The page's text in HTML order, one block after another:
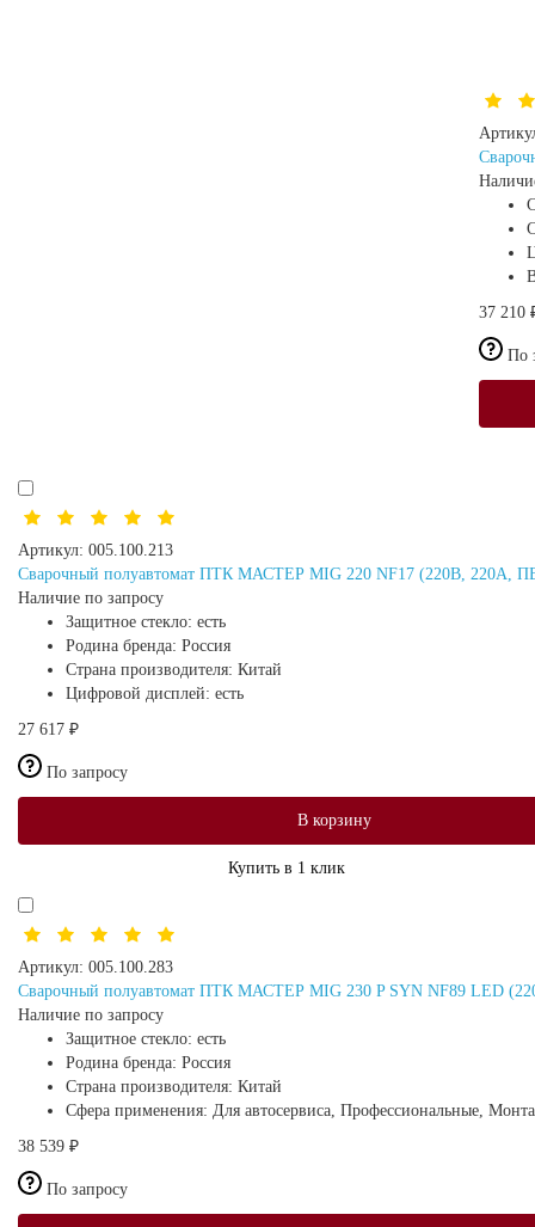
37 210
По
Артикул: 005.100.213
Сварочный полуавтомат ПТК МАСТЕР MIG 220 NF17 (220В, 220А,
Наличие по запросу
Защитное стекло: есть
Родина бренда: Россия
Страна производителя: Китай
Цифровой дисплей: есть
27 617 ₽
По запросу
В корзину
Купить в 1 клик
Артикул: 005.100.283
Сварочный полуавтомат ПТК МАСТЕР MIG 230 P SYN NF89 LED
Наличие по запросу
Защитное стекло: есть
Родина бренда: Россия
Страна производителя: Китай
Сфера применения: Для автосервиса, Профессиональные,
38 539 ₽
По запросу